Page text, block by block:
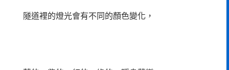
隧道裡的燈光會有不同的顏色變化，